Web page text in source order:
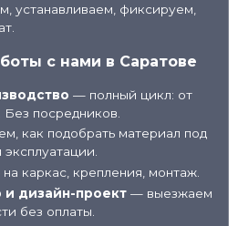
устанавливаем, фиксируем,
с нами в Саратове
— полный цикл: от
посредников.
как подобрать материал под
каркас, крепления, монтаж.
и дизайн-проект — выезжаем
без оплаты.